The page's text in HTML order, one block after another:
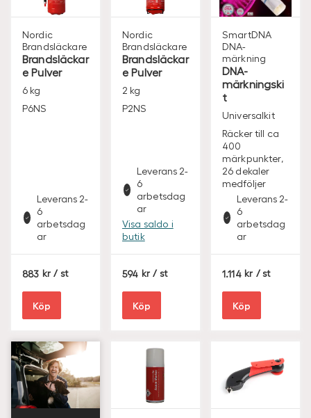
Nordic
Brandsläckare
Brandsläckar
e Pulver
6 kg
P6NS
Leverans 2-
6
arbetsdag
ar
883 S / st
Köp
Nordic
Brandsläckare
Brandsläckar
e Pulver
2 kg
P2NS
Leverans 2-
6
arbetsdag
ar
Visa saldo i
butik
594 S / st
Köp
SmartDNA
DNA-
märkning
DNA-
märkningski
t
Universalkit
Räcker till ca
400
märkpunkter,
26 dekaler
medföljer
Leverans 2-
6
arbetsdag
ar
1.114 S / st
Köp